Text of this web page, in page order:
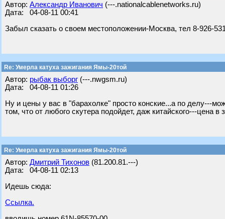
Автор: Александр Иванович (---.nationalcablenetworks.ru)
Дата: 04-08-11 00:41
Забыл сказать о своем местоположении-Москва, тел 8-926-
Re: Умерла катуха зажигания Ямы-20той
Автор: рыбак выборг (---.nwgsm.ru)
Дата: 04-08-11 01:26
Ну и цены у вас в "барахолке" просто конские...а по делу---
том, что от любого скутера подойдет, даж китайского---цена в
Re: Умерла катуха зажигания Ямы-20той
Автор: Дмитрий Тихонов (81.200.81.---)
Дата: 04-08-11 02:13
Идешь сюда:
Ссылка.